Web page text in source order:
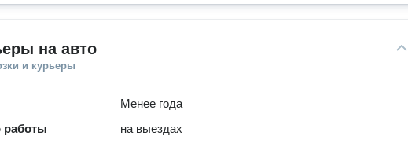
на авто
и курьеры
Менее года
работы
на выездах